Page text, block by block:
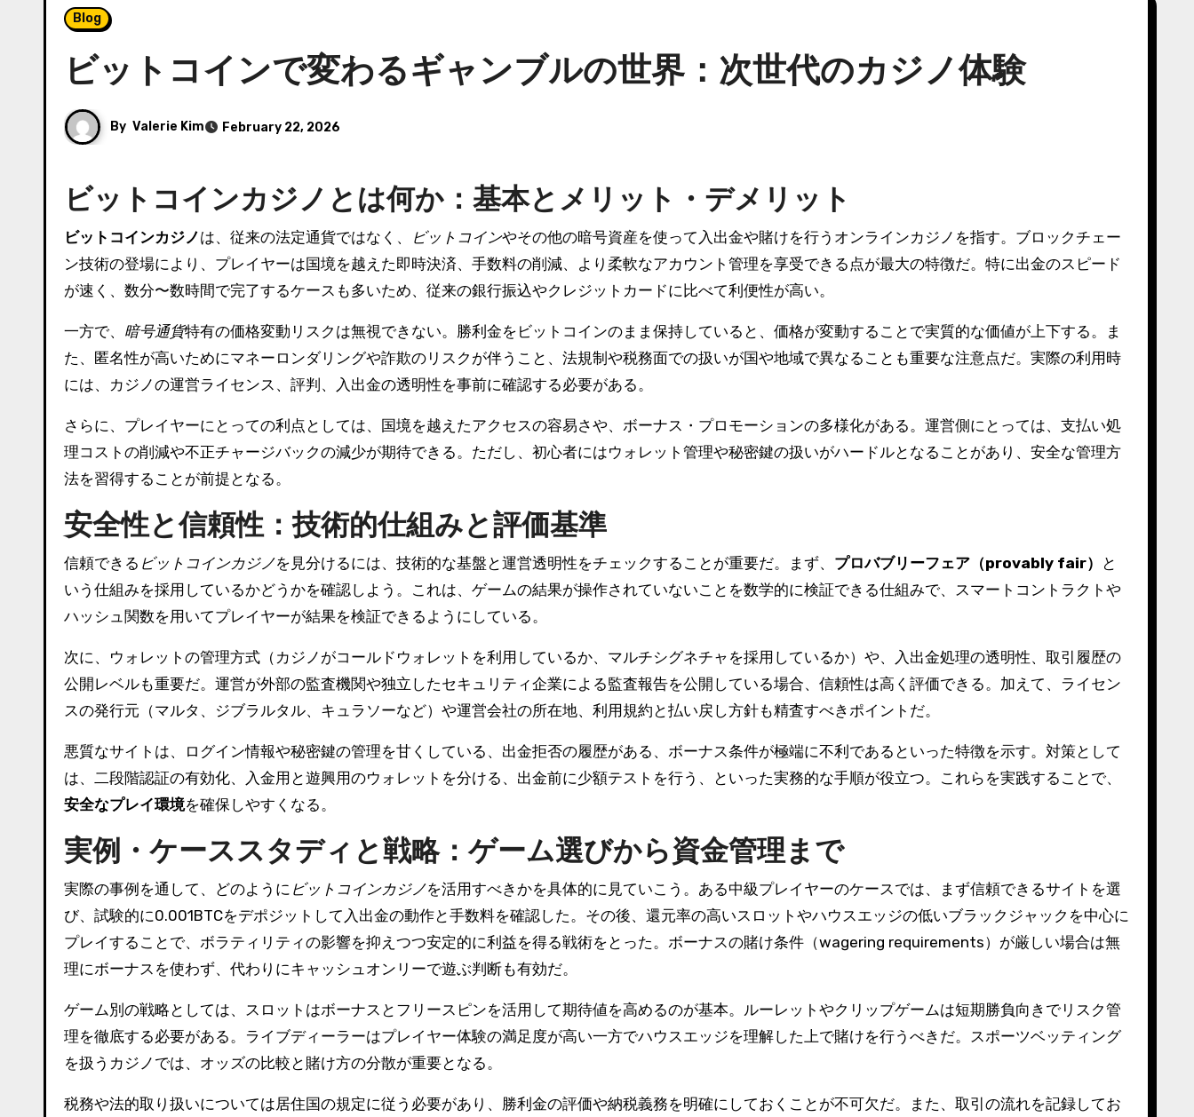
Blog
ビットコインで変わるギャンブルの世界：次世代のカジノ体験
By Valerie Kim February 22, 2026
ビットコインカジノとは何か：基本とメリット・デメリット
ビットコインカジノは、従来の法定通貨ではなく、 ビットコインやその他の暗号資産を使って入出金や賭けを行うオンラインカジノを指す。ブロックチェー
ン技術の登場により、プレイヤーは国境を越えた即時決済、手数料の削減、より柔軟なアカウント管理を享受できる点が最大の特徴だ。特に出金のスピード
が速く、数分〜数時間で完了するケースも多いため、従来の銀行振込やクレジットカードに比べて利便性が高い。
一方で、 暗号通貨特有の価格変動リスクは無視できない。勝利金をビットコインのまま保持していると、価格が変動することで実質的な価値が上下する。ま
た、匿名性が高いためにマネーロンダリングや詐欺のリスクが伴うこと、法規制や税務面での扱いが国や地域で異なることも重要な注意点だ。実際の利用時
には、カジノの運営ライセンス、評判、入出金の透明性を事前に確認する必要がある。
さらに、プレイヤーにとっての利点としては、国境を越えたアクセスの容易さや、ボーナス・プロモーションの多様化がある。運営側にとっては、支払い処
理コストの削減や不正チャージバックの減少が期待できる。ただし、初心者にはウォレット管理や秘密鍵の扱いがハードルとなることがあり、安全な管理方
法を習得することが前提となる。
安全性と信頼性：技術的仕組みと評価基準
信頼できる ビットコインカジノを見分けるには、技術的な基盤と運営透明性をチェックすることが重要だ。まず、 プロバブリーフェア（provably fair）
と
いう仕組みを採用しているかどうかを確認しよう。これは、ゲームの結果が操作されていないことを数学的に検証できる仕組みで、スマートコントラクトや
ハッシュ関数を用いてプレイヤーが結果を検証できるようにしている。
次に、ウォレットの管理方式（カジノがコールドウォレットを利用しているか、マルチシグネチャを採用しているか）や、入出金処理の透明性、取引履歴の
公開レベルも重要だ。運営が外部の監査機関や独立したセキュリティ企業による監査報告を公開している場合、信頼性は高く評価できる。加えて、ライセン
スの発行元（マルタ、ジブラルタル、キュラソーなど）や運営会社の所在地、利用規約と払い戻し方針も精査すべきポイントだ。
悪質なサイトは、ログイン情報や秘密鍵の管理を甘くしている、出金拒否の履歴がある、ボーナス条件が極端に不利であるといった特徴を示す。対策として
は、二段階認証の有効化、入金用と遊興用のウォレットを分ける、出金前に少額テストを行う、といった実務的な手順が役立つ。これらを実践することで、
安全なプレイ環境を確保しやすくなる。
実例・ケーススタディと戦略：ゲーム選びから資金管理まで
実際の事例を通して、どのように ビットコインカジノを活用すべきかを具体的に見ていこう。ある中級プレイヤーのケースでは、まず信頼できるサイトを選
び、試験的に0.001BTCをデポジットして入出金の動作と手数料を確認した。その後、還元率の高いスロットやハウスエッジの低いブラックジャックを中心に
プレイすることで、ボラティリティの影響を抑えつつ安定的に利益を得る戦術をとった。ボーナスの賭け条件（wagering requirements）が厳しい場合は無
理にボーナスを使わず、代わりにキャッシュオンリーで遊ぶ判断も有効だ。
ゲーム別の戦略としては、スロットはボーナスとフリースピンを活用して期待値を高めるのが基本。ルーレットやクリップゲームは短期勝負向きでリスク管
理を徹底する必要がある。ライブディーラーはプレイヤー体験の満足度が高い一方でハウスエッジを理解した上で賭けを行うべきだ。スポーツベッティング
を扱うカジノでは、オッズの比較と賭け方の分散が重要となる。
税務や法的取り扱いについては居住国の規定に従う必要があり、勝利金の評価や納税義務を明確にしておくことが不可欠だ。また、取引の流れを記録してお